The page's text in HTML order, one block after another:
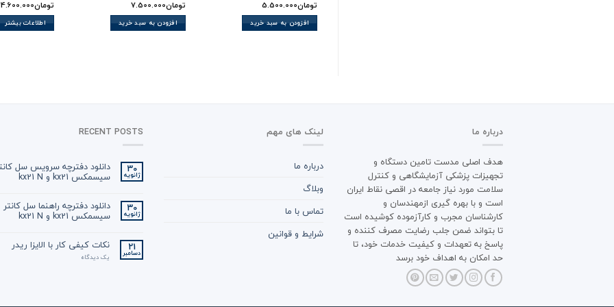
تومان5.500.000
افزودن به سبد خرید
تومان7.500.000
افزودن به سبد خرید
تومان4.600.000
اطلاعات بیشتر
درباره ما
هدف اصلی مدست تامین دستگاه و
تجهیزات پزشکی آزمایشگاهی و کنترل
سلامت مورد نیاز جامعه در اقصی نقاط ایران
است و با بهره گیری ازمهندسان و
کارشناسان مجرب و کارآزموده کوشیده است
تا بتواند ضمن جلب رضایت مصرف کننده و
پاسخ به تعهدات و کیفیت خدمات خود، تا
حد امکان به اهداف خود برسد
لینک های مهم
درباره ما
وبلاگ
تماس با ما
شرایط و قوانین
RECENT POSTS
30
ژانویه
دانلود دفترچه سرویس سل
سیسمکس kx21 و kx21 N
30
ژانویه
دانلود دفترچه راهنما سل کانتر
سیسمکس kx21 و kx21 N
21
دسامبر
نکات کیفی کار با الایزا ریدر
یک دیدگاه